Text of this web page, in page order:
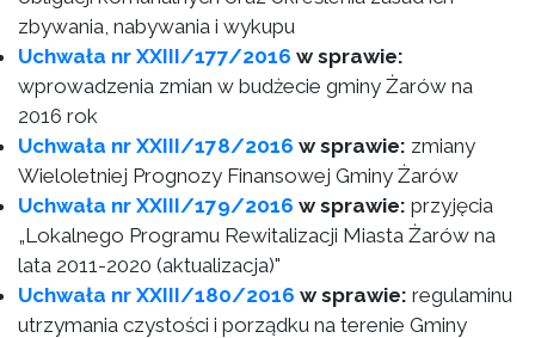
zbywania, nabywania i wykupu
Uchwała nr XXIII/177/2016 w sprawie:
wprowadzenia zmian w budżecie gminy Żarów na
2016 rok
Uchwała nr XXIII/178/2016 w sprawie: zmiany
Wieloletniej Prognozy Finansowej Gminy Żarów
Uchwała nr XXIII/179/2016 w sprawie: przyjęcia
„Lokalnego Programu Rewitalizacji Miasta Żarów na
lata 2011-2020 (aktualizacja)"
Uchwała nr XXIII/180/2016 w sprawie: regulaminu
utrzymania czystości i porządku na terenie Gminy